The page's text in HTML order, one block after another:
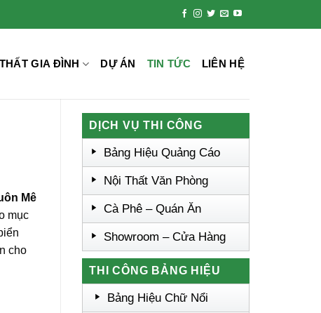
GIA ĐÌNH DỰ ÁN TIN TỨC LIÊN HỆ
Mê
mục
cho
DỊCH VỤ THI CÔNG
Bảng Hiệu Quảng Cáo
Nội Thất Văn Phòng
Cà Phê – Quán Ăn
Showroom – Cửa Hàng
THI CÔNG BẢNG HIỆU
Bảng Hiệu Chữ Nổi